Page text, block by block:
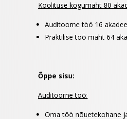
Koolituse kogumaht 80
Auditoorne töö 16
Praktilise töö maht 64
Õppe sisu:
Auditoorne töö:
Oma töö nõuetekohane